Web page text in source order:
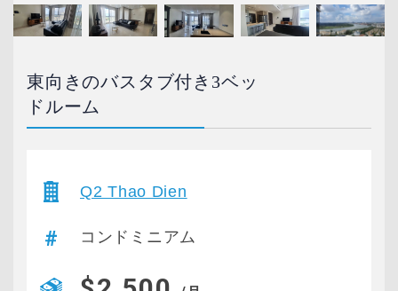
東向きのバスタブ付き3ベッ
ドルーム
Q2 Thao Dien
コンドミニアム